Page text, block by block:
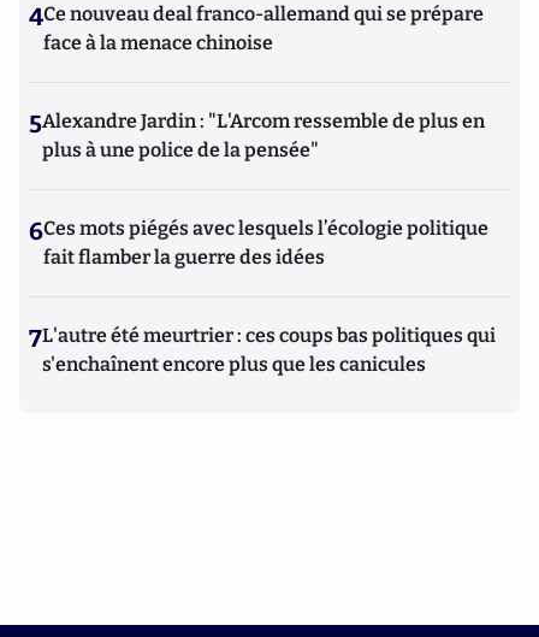
4Ce nouveau deal franco-allemand qui se prépare
face à la menace chinoise
5Alexandre Jardin : "L'Arcom ressemble de plus en
plus à une police de la pensée"
6Ces mots piégés avec lesquels l’écologie politique
fait flamber la guerre des idées
7L'autre été meurtrier : ces coups bas politiques qui
s'enchaînent encore plus que les canicules